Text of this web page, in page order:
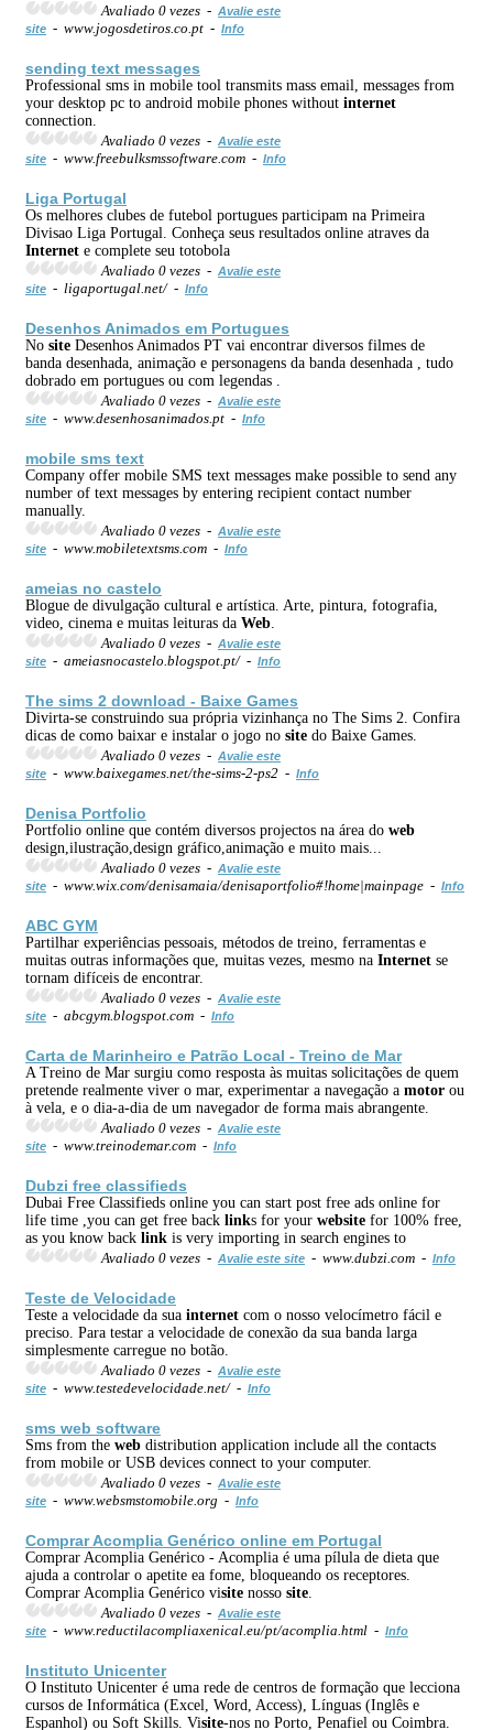
Avaliado 0 vezes - Avalie este
site - www.jogosdetiros.co.pt - Info
sending text messages
Professional sms in mobile tool transmits mass email, messages from
your desktop pc to android mobile phones without internet
connection.
Avaliado 0 vezes - Avalie este
site - www.freebulksmssoftware.com - Info
Liga Portugal
Os melhores clubes de futebol portugues participam na Primeira
Divisao Liga Portugal. Conheça seus resultados online atraves da
Internet e complete seu totobola
Avaliado 0 vezes - Avalie este
site - ligaportugal.net/ - Info
Desenhos Animados em Portugues
No site Desenhos Animados PT vai encontrar diversos filmes de
banda desenhada, animação e personagens da banda desenhada , tudo
dobrado em portugues ou com legendas .
Avaliado 0 vezes - Avalie este
site - www.desenhosanimados.pt - Info
mobile sms text
Company offer mobile SMS text messages make possible to send any
number of text messages by entering recipient contact number
manually.
Avaliado 0 vezes - Avalie este
site - www.mobiletextsms.com - Info
ameias no castelo
Blogue de divulgação cultural e artística. Arte, pintura, fotografia,
video, cinema e muitas leituras da Web
Avaliado 0 vezes - Avalie este
site - ameiasnocastelo.blogspot.pt/ - Info
The sims 2 download - Baixe Games
Divirta-se construindo sua própria vizinhança no The Sims 2. Confira
dicas de como baixar e instalar o jogo no site do Baixe Games.
Avaliado 0 vezes - Avalie este
site - www.baixegames.net/the-sims-2-ps2 - Info
Denisa Portfolio
Portfolio online que contém diversos projectos na área do web
design,ilustração,design gráfico,animação e muito mais...
Avaliado 0 vezes - Avalie este
site - www.wix.com/denisamaia/denisaportfolio#!home|mainpage - Info
ABC GYM
Partilhar experiências pessoais, métodos de treino, ferramentas e
muitas outras informações que, muitas vezes, mesmo na Internet se
tornam difíceis de encontrar.
Avaliado 0 vezes - Avalie este
site - abcgym.blogspot.com - Info
Carta de Marinheiro e Patrão Local - Treino de Mar
A Treino de Mar surgiu como resposta às muitas solicitações de quem
pretende realmente viver o mar, experimentar a navegação a motor ou
à vela, e o dia-a-dia de um navegador de forma mais abrangente.
Avaliado 0 vezes - Avalie este
site - www.treinodemar.com - Info
Dubzi free classifieds
Dubai Free Classifieds online you can start post free ads online for
life time ,you can get free back links for your website for 100% free,
as you know back link is very importing in search engines to
Avaliado 0 vezes - Avalie este site - www.dubzi.com - Info
Teste de Velocidade
Teste a velocidade da sua internet com o nosso velocímetro fácil e
preciso. Para testar a velocidade de conexão da sua banda larga
simplesmente carregue no botão.
Avaliado 0 vezes - Avalie este
site - www.testedevelocidade.net/ - Info
sms web software
Sms from the web distribution application include all the contacts
from mobile or USB devices connect to your computer.
Avaliado 0 vezes - Avalie este
site - www.websmstomobile.org - Info
Comprar Acomplia Genérico online em Portugal
Comprar Acomplia Genérico - Acomplia é uma pílula de dieta que
ajuda a controlar o apetite ea fome, bloqueando os receptores.
Comprar Acomplia Genérico visite nosso site
Avaliado 0 vezes - Avalie este
site - www.reductilacompliaxenical.eu/pt/acomplia.html - Info
Instituto Unicenter
O Instituto Unicenter é uma rede de centros de formação que lecciona
cursos de Informática (Excel, Word, Access), Línguas (Inglês e
Espanhol) ou Soft Skills. Visite-nos no Porto, Penafiel ou Coimbra.